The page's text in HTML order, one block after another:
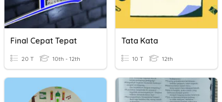
Final Cepat Tepat
20 T 10th - 12th
Tata Kata
10 T 12th